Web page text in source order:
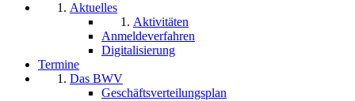
Aktuelles
Aktivitäten
Anmeldeverfahren
Digitalisierung
Termine
Das BWV
Geschäftsverteilungsplan